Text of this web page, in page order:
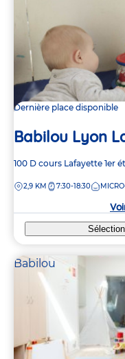
Dernière place disponible
Babilou Lyon
Adresse
la
100 D cours Lafayette 1er
DISTANCE
2,9 KM 7:30-18:30
Babilou